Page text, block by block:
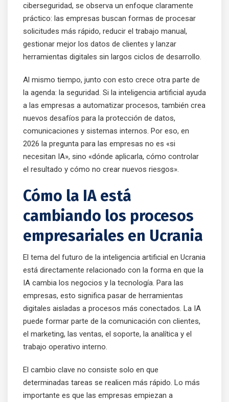
ciberseguridad, se observa un enfoque claramente
práctico: las empresas buscan formas de procesar
solicitudes más rápido, reducir el trabajo manual,
gestionar mejor los datos de clientes y lanzar
herramientas digitales sin largos ciclos de desarrollo.
Al mismo tiempo, junto con esto crece otra parte de
la agenda: la seguridad. Si la inteligencia artificial ayuda
a las empresas a automatizar procesos, también crea
nuevos desafíos para la protección de datos,
comunicaciones y sistemas internos. Por eso, en
2026 la pregunta para las empresas no es «si
necesitan IA», sino «dónde aplicarla, cómo controlar
el resultado y cómo no crear nuevos riesgos».
Cómo la IA está
cambiando los procesos
empresariales en Ucrania
El tema del futuro de la inteligencia artificial en Ucrania
está directamente relacionado con la forma en que la
IA cambia los negocios y la tecnología. Para las
empresas, esto significa pasar de herramientas
digitales aisladas a procesos más conectados. La IA
puede formar parte de la comunicación con clientes,
el marketing, las ventas, el soporte, la analítica y el
trabajo operativo interno.
El cambio clave no consiste solo en que
determinadas tareas se realicen más rápido. Lo más
importante es que las empresas empiezan a